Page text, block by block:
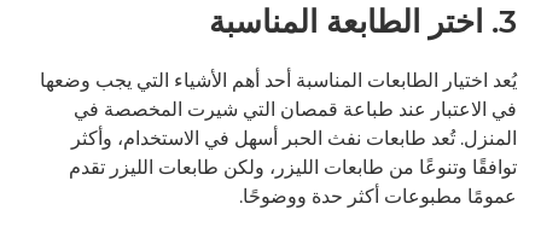
3. اختر الطابعة المناسبة
يُعد اختيار الطابعات المناسبة أحد أهم الأشياء التي يجب وضعها
في الاعتبار عند طباعة قمصان التي شيرت المخصصة في
المنزل. تُعد طابعات نفث الحبر أسهل في الاستخدام، وأكثر
توافقًا وتنوعًا من طابعات الليزر، ولكن طابعات الليزر تقدم
عمومًا مطبوعات أكثر حدة ووضوحًا.